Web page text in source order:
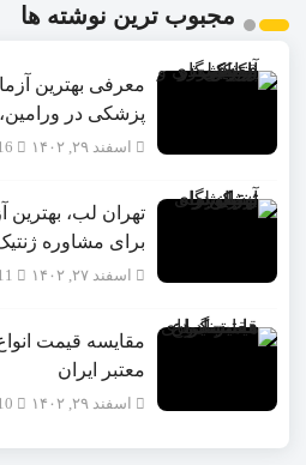
مجبوب ترین نوشته ها
معرفی بهترین
پزشکی در
اسفند ۲۹, ۱۴۰۲
تهران لب، بهترین
برای مشاوره
اسفند ۲۷, ۱۴۰۲
مقایسه قیمت
معتبر ایران
اسفند ۲۹, ۱۴۰۲